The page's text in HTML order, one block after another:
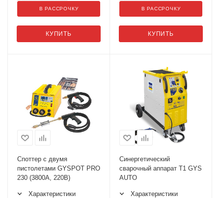
КУПИТЬ
В РАССРОЧКУ
КУПИТЬ
В РАССРОЧКУ
Споттер с двумя
пистолетами GYSPOT PRO
230 (3800А, 220В)
Характеристики
Синергетический
сварочный аппарат T1 GYS
AUTO
Характеристики